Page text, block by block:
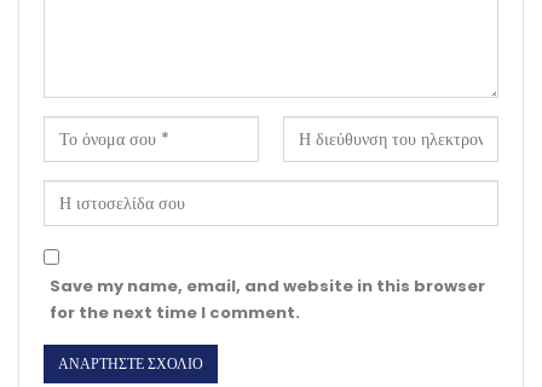
Save my name, email, and website in this browser
for the next time I comment.